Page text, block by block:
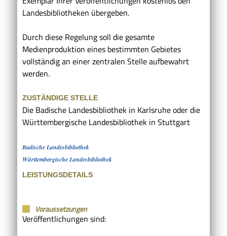
Landesbibliotheken übergeben.
Durch diese Regelung soll die gesamte
Medienproduktion eines bestimmten Gebietes
vollständig an einer zentralen Stelle aufbewahrt
werden.
ZUSTÄNDIGE STELLE
Die Badische Landesbibliothek in Karlsruhe oder die
Württembergische Landesbibliothek in Stuttgart
Badische Landesbibliothek
Württembergische Landesbibliothek
LEISTUNGSDETAILS
Voraussetzungen
Veröffentlichungen sind: